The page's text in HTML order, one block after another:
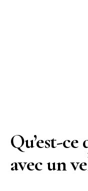
Qu’est-
avec un